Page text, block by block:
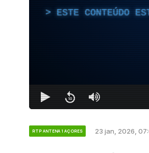
ESTE CONTEÚDO
RTP ANTENA 1 AÇORES 23 jan, 2026,